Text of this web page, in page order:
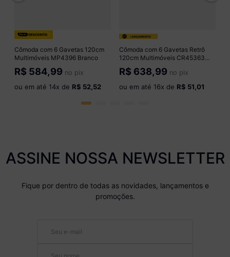
Cômoda com 6 Gavetas 120cm
Multimóveis MP4396 Branco
R$ 584,99 no pix
ou em até 14x de R$ 52,52
Cômoda com 6 Gavetas Retrô
120cm Multimóveis CR45363
Mel/Grafite
R$ 638,99 no pix
ou em até 16x de R$ 51,01
ASSINE NOSSA NEWSLETTER
Fique por dentro de todas as novidades, lançamentos e
promoções.